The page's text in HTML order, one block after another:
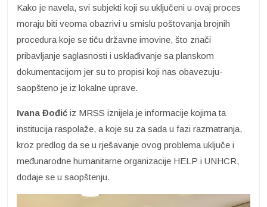
Kako je navela, svi subjekti koji su uključeni u ovaj proces
moraju biti veoma obazrivi u smislu poštovanja brojnih
procedura koje se tiču državne imovine, što znači
pribavljanje saglasnosti i usklađivanje sa planskom
dokumentacijom jer su to propisi koji nas obavezuju-
saopšteno je iz lokalne uprave.
Ivana Đođić iz MRSS iznijela je informacije kojima ta
institucija raspolaže, a koje su za sada u fazi razmatranja,
kroz predlog da se u rješavanje ovog problema uključe i
međunarodne humanitarne organizacije HELP i UNHCR,
dodaje se u saopštenju.